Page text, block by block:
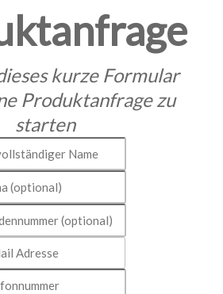
kurze Formular
Produktanfrage zu
starten